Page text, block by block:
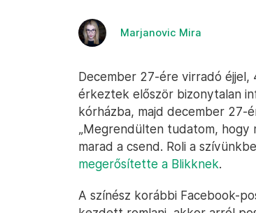
Marjanovic Mira
December 27-ére virradó éjjel,
érkeztek először bizonytalan
kórházba, majd december 27-
„Megrendülten tudatom, hogy
marad a csend. Roli a
megerősítette a Blikknek.
A színész korábbi Facebook-